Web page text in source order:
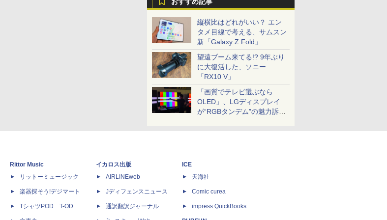
縦横比はどれがいい？ エン
タメ目線で考える、サムスン
新「Galaxy Z Fold」
望遠ブーム来てる!? 9年ぶり
に大復活した、ソニー
「RX10 V」
「画質でテレビ選ぶなら
OLED」、LGディスプレイ
が“RGBタンデム”の魅力訴
Rittor Music
リットーミュージック
楽器探そう!デジマート
TシャツPOD T-OD
イカロス出版
AIRLINEweb
Jディフェンスニュース
通訳翻訳ジャーナル
ICE
天海社
Comic curea
impress QuickBooks